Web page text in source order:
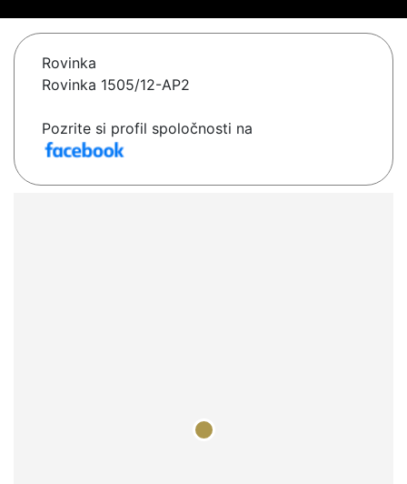
Rovinka
Rovinka 1505/12-AP2
Pozrite si profil spoločnosti na